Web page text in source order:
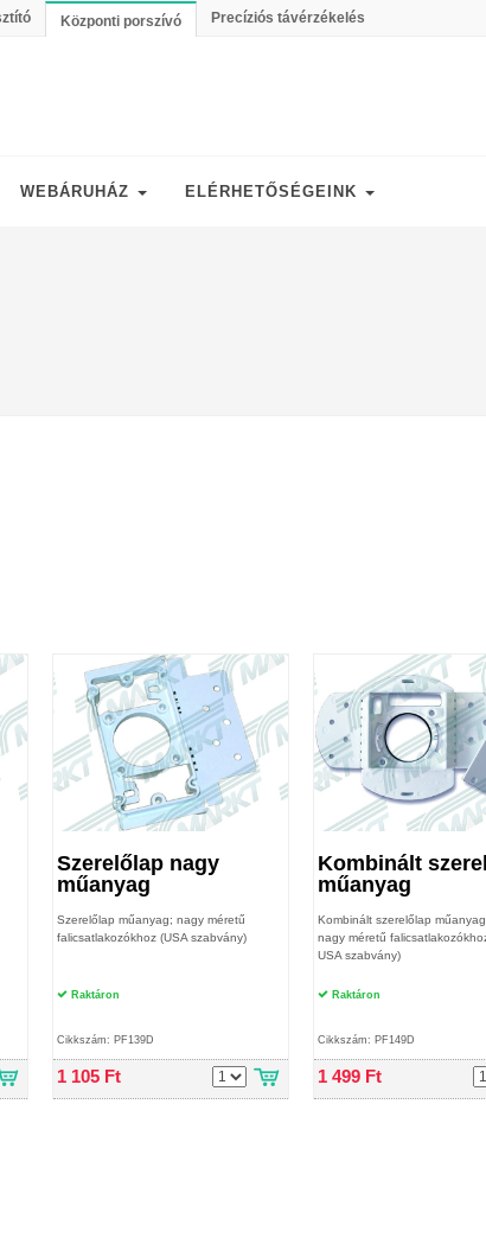
Központi porszívó Precíziós távérzékelés
WEBÁRUHÁZ ELÉRHETŐSÉGEINK
Szerelőlap nagy
műanyag
Szerelőlap műanyag; nagy méretű
falicsatlakozókhoz (USA szabvány)
Raktáron
Cikkszám: PF139D
1 105 Ft
Kombinált
műanyag
Kombinált szerelőlap
nagy méretű
USA szabvány)
Raktáron
Cikkszám: PF149D
1 499 Ft